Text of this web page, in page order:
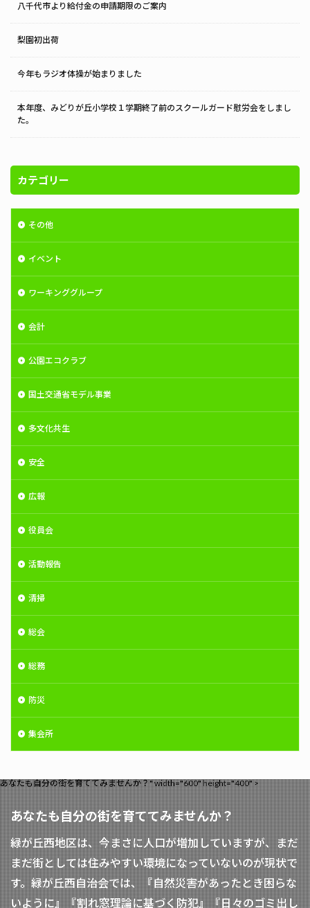
八千代市より給付金の申請期限のご案内
梨園初出荷
今年もラジオ体操が始まりました
本年度、みどりが丘小学校１学期終了前のスクールガード慰労会をしまし
た。
カテゴリー
その他
イベント
ワーキンググループ
会計
公園エコクラブ
国土交通省モデル事業
多文化共生
安全
広報
役員会
活動報告
清掃
総会
総務
防災
集会所
あなたも自分の街を育ててみませんか？" width="600" height="400" >
あなたも自分の街を育ててみませんか？
緑が丘西地区は、今まさに人口が増加していますが、まだ
まだ街としては住みやすい環境になっていないのが現状で
す。緑が丘西自治会では、『自然災害があったとき困らな
いように』『割れ窓理論に基づく防犯』『日々のゴミ出し